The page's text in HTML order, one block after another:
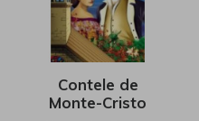
Contele de
Monte-Cristo